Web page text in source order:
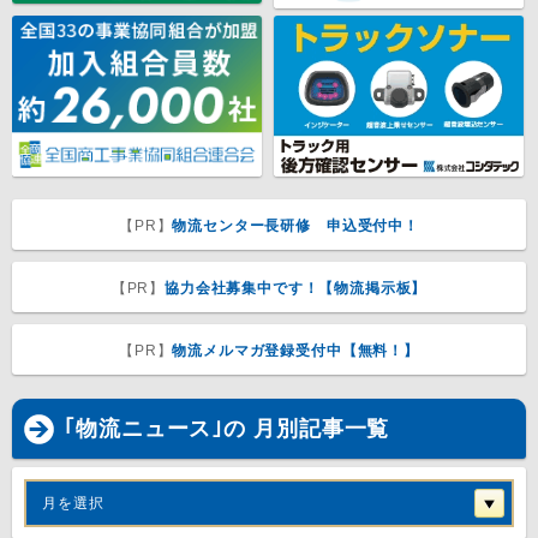
【PR】物流センター長研修 申込受付中！
【PR】協力会社募集中です！【物流掲示板】
【PR】物流メルマガ登録受付中【無料！】
｢物流ニュース｣の 月別記事一覧
月を選択